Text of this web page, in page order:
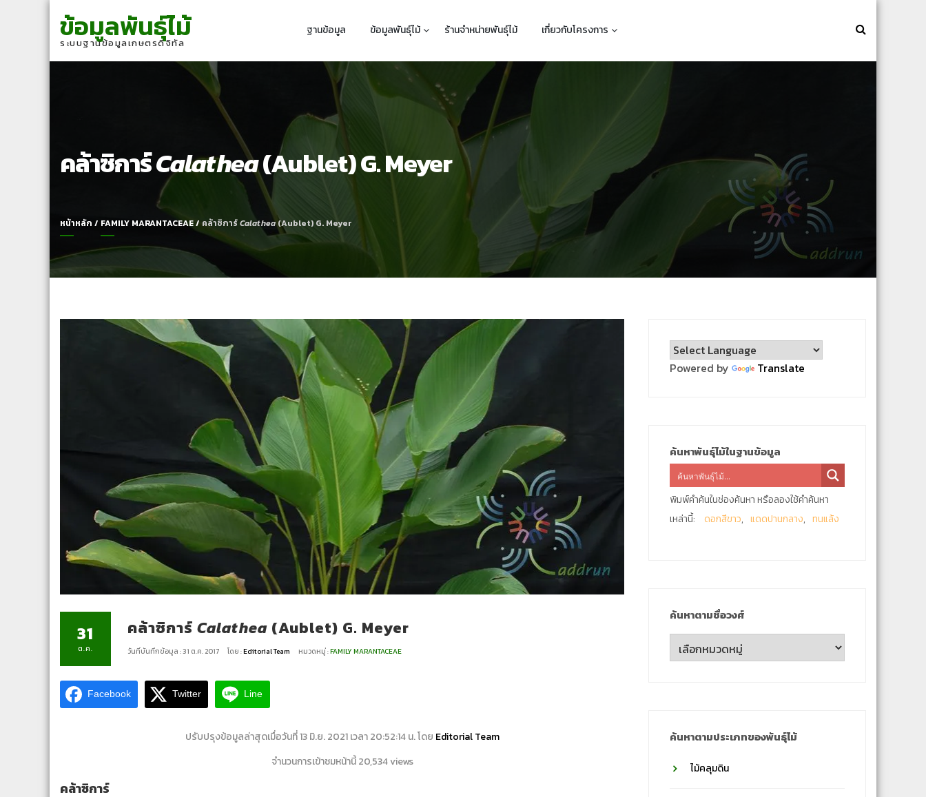
navigation
content
ข้อมูลพันธุ์ไม้
ระบบฐานข้อมูลเกษตรดิจิทัล
ฐานข้อมูล ข้อมูลพันธุ์ไม้ ร้านจำหน่ายพันธุ์ไม้ เกี่ยวกับโครงการ
คล้าซิการ์Calathea(Aublet) G. Meyer
หน้าหลัก / FAMILY MARANTACEAE/ คล้าซิการ์Calathea(Aublet) G. Meyer
31
ต.ค.
คล้าซิการ์Calathea (Aublet) G. Meyer
วันที่บันทึกข้อมูล : 31 ต.ค. 2017 โดย :Editorial Team หมวดหมู่ :FAMILY MARANTACEAE
Facebook Twitter Line
ปรับปรุงข้อมูลล่าสุดเมื่อวันที่ 13 มิ.ย. 2021 เวลา 20:52:14 น. โดย Editorial Team
จำนวนการเข้าชมหน้านี้ 20,534 views
คล้าซิการ์
Powered by Translate
ค้นหาพันธุ์ไม้ในฐานข้อมูล
พิมพ์คำค้นในช่องค้นหา หรือลองใช้คำค้นหา
เหล่านี้:
ดอกสีขาว แดดปานกลาง ทนแล้ง
ค้นหาตามชื่อวงศ์
ค้นหา
ตาม
ค้นหาตามประเภทของพันธุ์ไม้
ไม้คลุมดิน